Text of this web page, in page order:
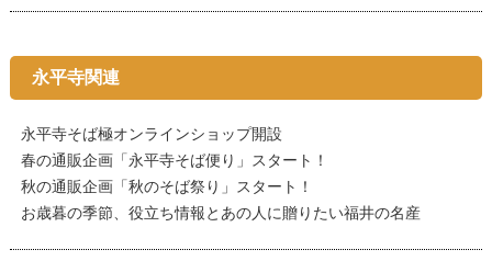
永平寺関連
永平寺そば極オンラインショップ開設
春の通販企画「永平寺そば便り」スタート！
秋の通販企画「秋のそば祭り」スタート！
お歳暮の季節、役立ち情報とあの人に贈りたい福井の名産